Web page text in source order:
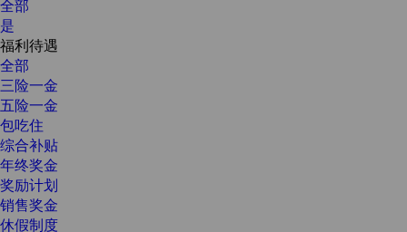
全部
是
福利待遇
全部
三险一金
五险一金
包吃住
综合补贴
年终奖金
奖励计划
销售奖金
休假制度